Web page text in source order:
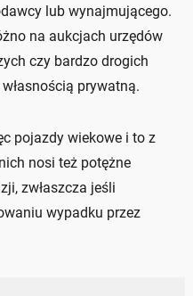
lub wynajmującego.
na aukcjach urzędów
czy bardzo drogich
prywatną.
pojazdy wiekowe i to z
nosi też potężne
zwłaszcza jeśli
wypadku przez